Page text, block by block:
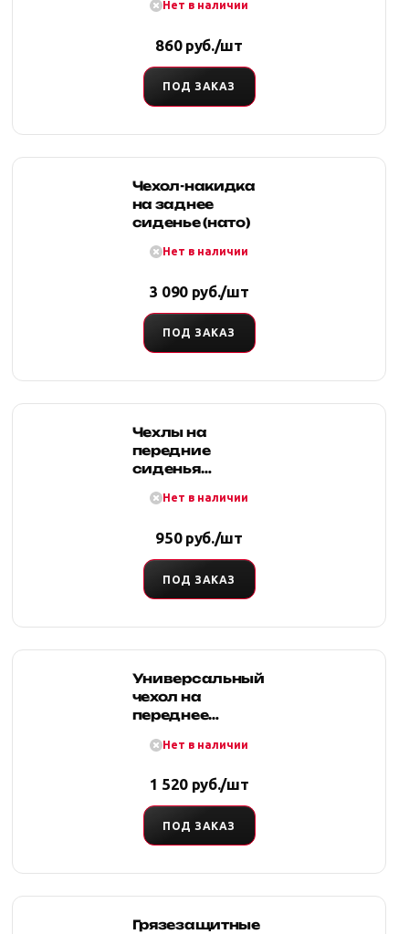
чехлов на
Нет в наличии
860 руб./шт
ПОД ЗАКАЗ
Чехол-накидка
на заднее
сиденье (нато)
Нет в наличии
3 090 руб./шт
ПОД ЗАКАЗ
Чехлы на
передние
сиденья
Комплект -2 шт.
Нет в наличии
950 руб./шт
ПОД ЗАКАЗ
Универсальный
чехол на
переднее
литымНет в наличии
1 520 руб./шт
ПОД ЗАКАЗ
Грязезащитные